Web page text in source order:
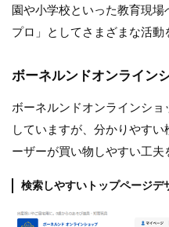
園や小学校といった教育現
プロ」としてさまざまな活動
ボーネルンドオンライン
ボーネルンドオンラインシ
していますが、分かりやす
ーザーが買い物しやすい工夫
検索しやすいトップページデ